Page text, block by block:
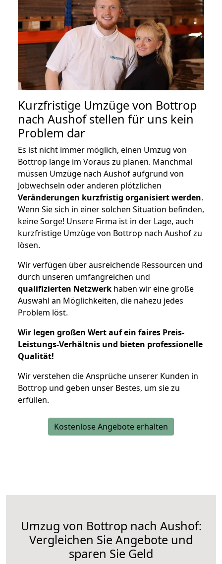
Kurzfristige Umzüge von Bottrop
nach Aushof stellen für uns kein
Problem dar
Es ist nicht immer möglich, einen Umzug von
Bottrop lange im Voraus zu planen. Manchmal
müssen Umzüge nach Aushof aufgrund von
Jobwechseln oder anderen plötzlichen
Veränderungen kurzfristig organisiert werden.
Wenn Sie sich in einer solchen Situation befinden,
keine Sorge! Unsere Firma ist in der Lage, auch
kurzfristige Umzüge von Bottrop nach Aushof zu
lösen.
Wir verfügen über ausreichende Ressourcen und
durch unseren umfangreichen und
qualifizierten Netzwerk haben wir eine große
Auswahl an Möglichkeiten, die nahezu jedes
Problem löst.
Wir legen großen Wert auf ein faires Preis-
Leistungs-Verhältnis und bieten professionelle
Qualität!
Wir verstehen die Ansprüche unserer Kunden in
Bottrop und geben unser Bestes, um sie zu
erfüllen.
Kostenlose Angebote erhalten
Umzug von Bottrop nach Aushof:
Vergleichen Sie Angebote und
sparen Sie Geld